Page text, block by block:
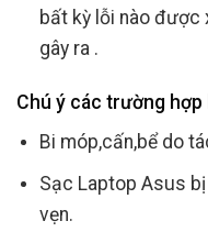
bất kỳ lỗi nào được
gây ra .
Chú ý các trường
Bi móp,cấn,bể do
Sạc Laptop Asus
vẹn.